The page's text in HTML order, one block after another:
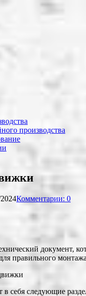
производства
Комментарии: 0
документ,
правильного
себя следующие